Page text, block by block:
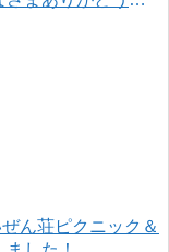
ん荘ピクニック＆